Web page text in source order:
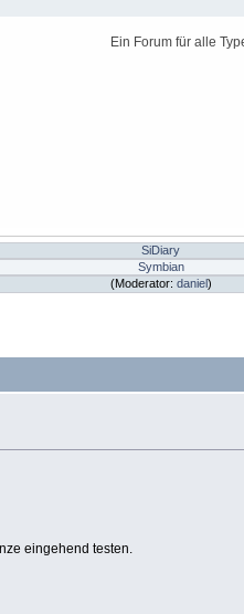
Ein Forum für alle
SiDiary
Symbian
(Moderator: daniel)
eingehend testen.